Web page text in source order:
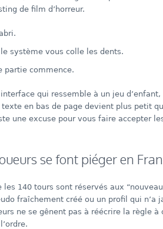
de film d’horreur.
système vous colle les dents.
partie commence.
qui ressemble à un jeu d’enfant,
en bas de page devient plus petit
une excuse pour vous faire accepter
se font piéger en
140 tours sont réservés aux
fraîchement créé ou un profil qui
ne se gênent pas à réécrire la règle à